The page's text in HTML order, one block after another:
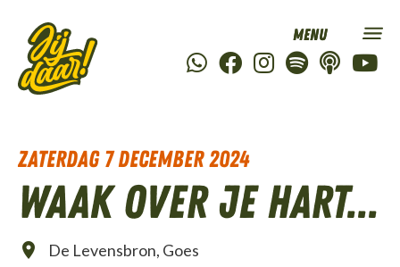
zaterdag 7 december 2024
Waak over je hart...
De Levensbron, Goes